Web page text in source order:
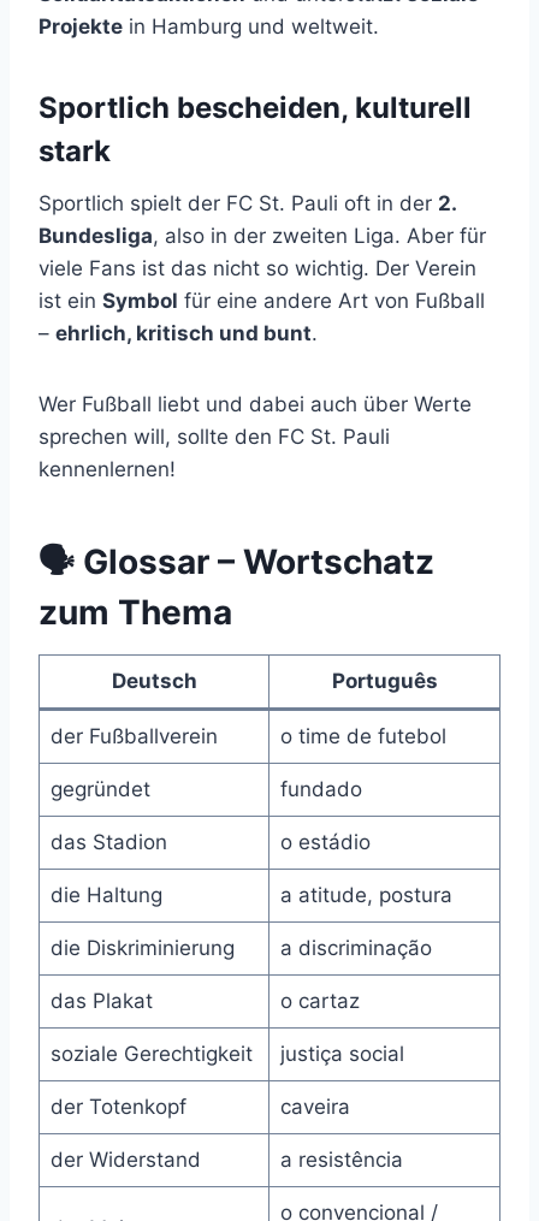
Projekte in Hamburg und weltweit.
Sportlich bescheiden, kulturell
stark
Sportlich spielt der FC St. Pauli oft in der 2.
Bundesliga, also in der zweiten Liga. Aber für
viele Fans ist das nicht so wichtig. Der Verein
ist ein Symbol für eine andere Art von Fußball
– ehrlich, kritisch und bunt.
Wer Fußball liebt und dabei auch über Werte
sprechen will, sollte den FC St. Pauli
kennenlernen!
🗣️ Glossar – Wortschatz
zum Thema
Deutsch Português
der Fußballverein o time de futebol
gegründet fundado
das Stadion o estádio
die Haltung a atitude, postura
die Diskriminierung a discriminação
das Plakat o cartaz
soziale Gerechtigkeit justiça social
der Totenkopf caveira
der Widerstand a resistência
o convencional /